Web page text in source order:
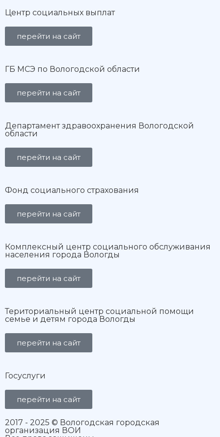
Центр социальных выплат
перейти на сайт
ГБ МСЭ по Вологодской области
перейти на сайт
Департамент здравоохранения Вологодской
области
перейти на сайт
Фонд социального страхования
перейти на сайт
Комплексный центр социального обслуживания
населения города Вологды
перейти на сайт
Териториальный центр социальной помощи
семье и детям города Вологды
перейти на сайт
Госуслуги
перейти на сайт
2017 - 2025 © Вологодская городская
организация ВОИ